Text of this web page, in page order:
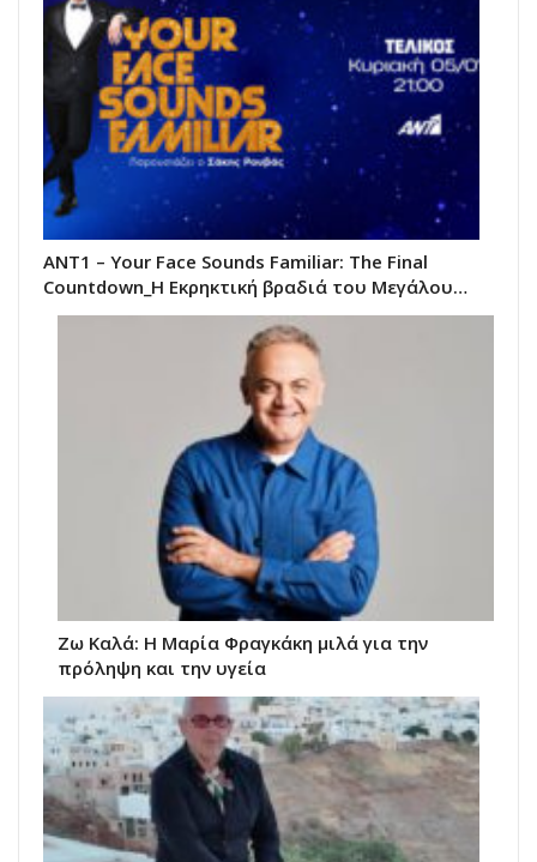
ANT1 – Your Face Sounds Familiar: The Final
Countdown_Η Εκρηκτική βραδιά του Μεγάλου…
Ζω Καλά: Η Μαρία Φραγκάκη μιλά για την
πρόληψη και την υγεία